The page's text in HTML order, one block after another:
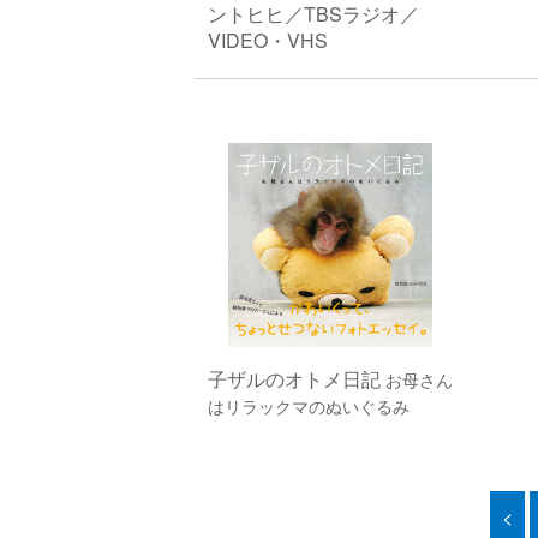
ントヒヒ／TBSラジオ／
VIDEO・VHS
子ザルのオトメ日記 お母さん
はリラックマのぬいぐるみ
<